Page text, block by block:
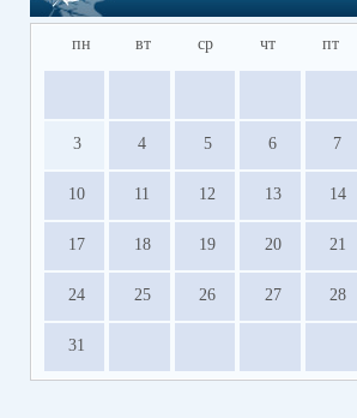
пн вт ср чт пт
3 4 5 6 7
10 11 12 13 14
17 18 19 20 21
24 25 26 27 28
31